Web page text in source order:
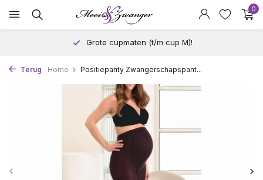
0
Grote cupmaten (t/m cup M)!
Terug Home Positiepanty Zwangerschapspant...